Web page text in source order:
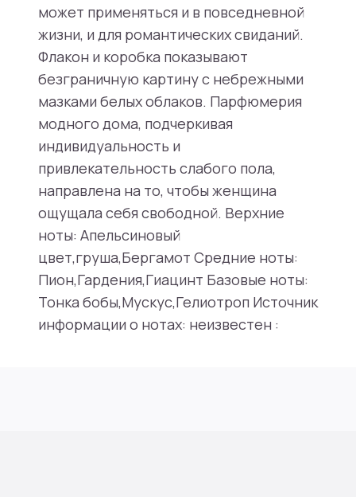
может применяться и в повседневной
жизни, и для романтических свиданий.
Флакон и коробка показывают
безграничную картину с небрежными
мазками белых облаков. Парфюмерия
модного дома, подчеркивая
индивидуальность и
привлекательность слабого пола,
направлена на то, чтобы женщина
ощущала себя свободной. Верхние
ноты: Апельсиновый
цвет,груша,Бергамот Средние ноты:
Пион,Гардения,Гиацинт Базовые ноты:
Тонка бобы,Мускус,Гелиотроп Источник
информации о нотах: неизвестен :